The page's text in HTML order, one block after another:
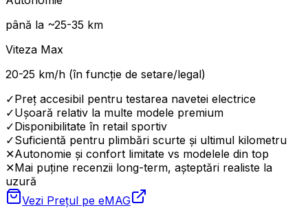
până la ~25-35 km
Viteza Max
20-25 km/h (în funcție de setare/legal)
✓Preț accesibil pentru testarea navetei electrice
✓Ușoară relativ la multe modele premium
✓Disponibilitate în retail sportiv
✓Suficientă pentru plimbări scurte și ultimul kilometru
✕Autonomie și confort limitate vs modelele din top
✕Mai puține recenzii long-term, așteptări realiste la
uzură
Vezi Prețul pe eMAG